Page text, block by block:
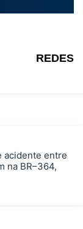
acidente entre
na BR–364,